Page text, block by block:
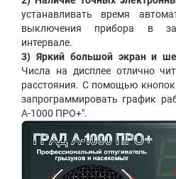
устанавливать время
выключения прибора в
интервале.
3) Яркий большой экран и
Числа на дисплее отлично
расстояния. С помощью
запрограммировать график
А-1000 ПРО+".